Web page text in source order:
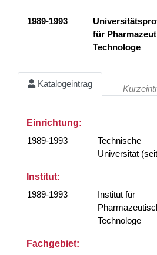
1989-1993
für
Technologe
Katalogeintrag
Einrichtung:
1989-1993
Technische
Universität
Institut:
1989-1993
Institut für
Technologe
Fachgebiet: